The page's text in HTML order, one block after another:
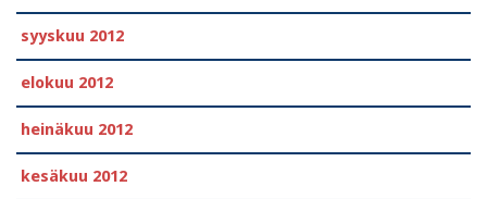
syyskuu 2012
elokuu 2012
heinäkuu 2012
kesäkuu 2012